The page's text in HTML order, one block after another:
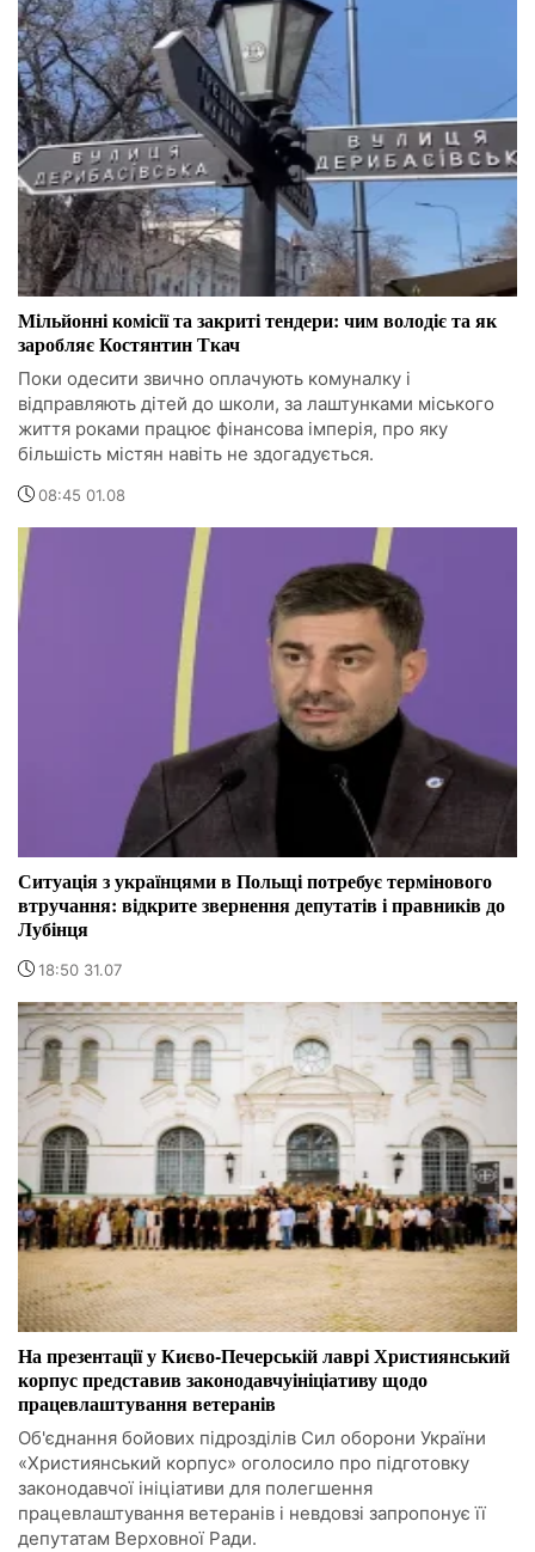
Мільйонні комісії та закриті тендери: чим володіє та як
заробляє Костянтин Ткач
Поки одесити звично оплачують комуналку і
відправляють дітей до школи, за лаштунками міського
життя роками працює фінансова імперія, про яку
більшість містян навіть не здогадується.
08:45 01.08
Ситуація з українцями в Польщі потребує термінового
втручання: відкрите звернення депутатів і правників до
Лубінця
18:50 31.07
На презентації у Києво-Печерській лаврі Християнський
корпус представив законодавчуініціативу щодо
працевлаштування ветеранів
Об'єднання бойових підрозділів Сил оборони України
«Християнський корпус» оголосило про підготовку
законодавчої ініціативи для полегшення
працевлаштування ветеранів і невдовзі запропонує її
депутатам Верховної Ради.